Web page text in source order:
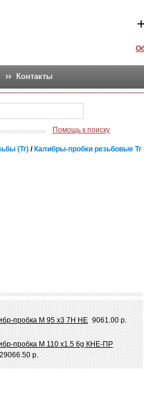
Контакты
Помощь к поиску
(Tr) / Калибры-пробки резьбовые Tr
пробка М 95 х3 7Н НЕ 9061.00 р.
пробка М 110 х1.5 6g КНЕ-ПР
29066.50 р.